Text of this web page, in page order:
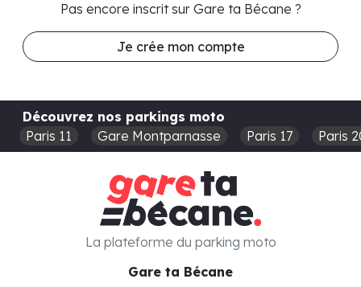
Pas encore inscrit sur Gare ta Bécane ?
Je crée mon compte
Découvrez nos parkings moto
Paris 11
Gare Montparnasse Paris 17 Paris
Gare ta Bécane
La plateforme du parking moto